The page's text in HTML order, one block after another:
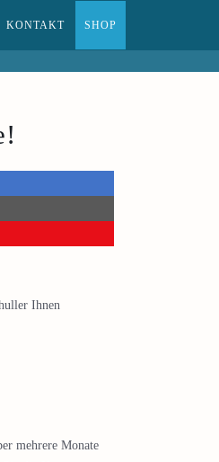
KONTAKT SHOP
Ihnen
mehrere Monate